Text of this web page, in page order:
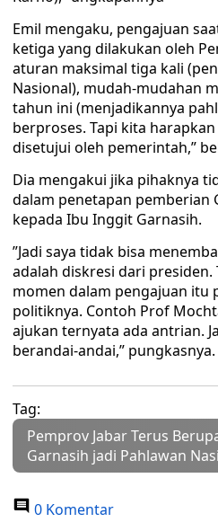
Emil mengaku, pengajuan
ketiga yang dilakukan oleh
aturan maksimal tiga kali
Nasional), mudah-mudahan
tahun ini (menjadikannya
berproses. Tapi kita
disetujui oleh pemerintah,”
Dia mengakui jika pihaknya
dalam penetapan pemberian
kepada Ibu Inggit Garnasih.
”Jadi saya tidak bisa
adalah diskresi dari presiden.
momen dalam pengajuan itu
politiknya. Contoh Prof
ajukan ternyata ada antrian.
berandai-andai,” pungkasnya.
Tag:
Pemprov Jabar Terus
Garnasih jadi Pahlawan
0 Komentar